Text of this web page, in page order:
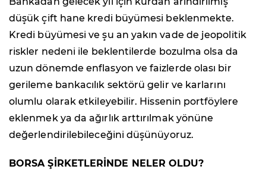
düşük çift hane kredi büyümesi beklenmekte.
Kredi büyümesi ve şu an yakın vade de jeopolitik
riskler nedeni ile beklentilerde bozulma olsa da
uzun dönemde enflasyon ve faizlerde olası bir
gerileme bankacılık sektörü gelir ve karlarını
olumlu olarak etkileyebilir. Hissenin portföylere
eklenmek ya da ağırlık arttırılmak yönüne
değerlendirilebileceğini düşünüyoruz.
BORSA ŞİRKETLERİNDE NELER OLDU?